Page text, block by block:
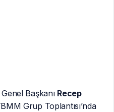
Başkanı Recep
Grup Toplantısı’nda